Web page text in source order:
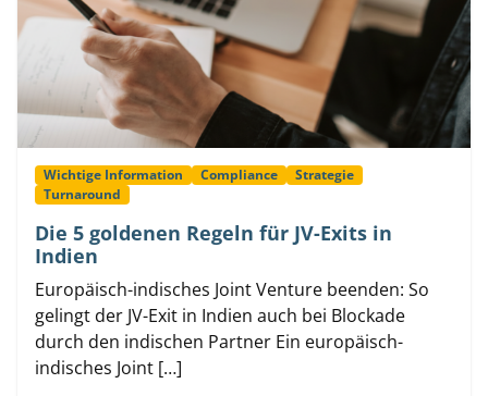
Wichtige Information Compliance
Strategie
Turnaround
Die 5 goldenen Regeln für JV-Exits in
Indien
Europäisch-indisches Joint Venture beenden: So
gelingt der JV-Exit in Indien auch bei Blockade
durch den indischen Partner Ein europäisch-
indisches Joint […]